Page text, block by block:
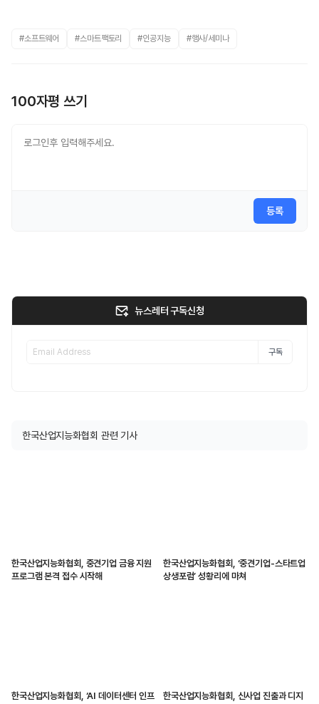
#소프트웨어 #스마트팩토리 #인공지능 #행사/세미나
100자평 쓰기
등록
뉴스레터 구독신청
구독
한국산업지능화협회 관련 기사
한국산업지능화협회, 중견기업 금융 지원
프로그램 본격 접수 시작해
한국산업지능화협회, ‘중견기업-스타트업
상생포럼’ 성황리에 마쳐
한국산업지능화협회, ‘AI 데이터센터 인프
한국산업지능화협회, 신사업 진출과 디지